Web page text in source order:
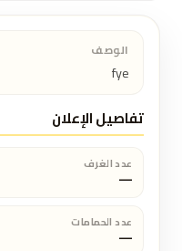
الوصف
fye
تفاصيل الإعلان
عدد الغرف
—
عدد الحمامات
—